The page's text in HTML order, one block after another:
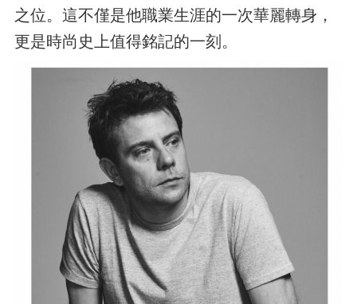
之位。這不僅是他職業生涯的一次華麗轉身，
更是時尚史上值得銘記的一刻。